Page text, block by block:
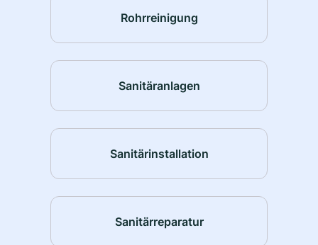
Rohrreinigung
Sanitäranlagen
Sanitärinstallation
Sanitärreparatur